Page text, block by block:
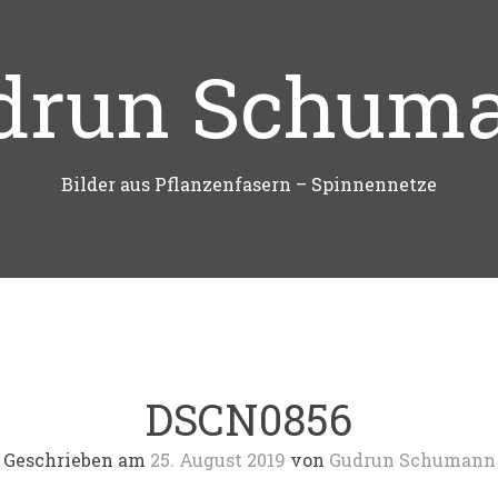
Bilder aus Pflanzenfasern – Spinnennetze
DSCN0856
Geschrieben am 25. August 2019 von Gudrun Schumann